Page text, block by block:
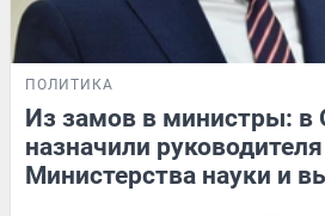
ПОЛИТИКА
Из замов в министры: в
назначили руководителя
Министерства науки и